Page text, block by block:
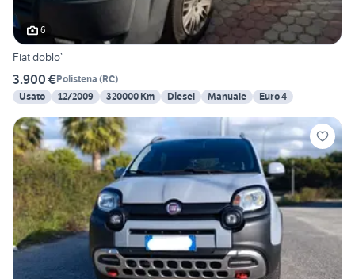
6
Fiat doblo’
3.900 €Polistena (RC)
Usato
12/2009 320000 Km Diesel Manuale Euro 4